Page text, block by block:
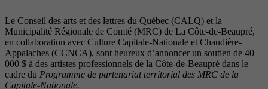
Le Conseil des arts et des lettres du Québec (CALQ) et la
Municipalité Régionale de Comté (MRC) de La Côte-de-Beaupré,
en collaboration avec Culture Capitale-Nationale et Chaudière-
Appalaches (CCNCA), sont heureux d’annoncer un soutien de 40
000 $ à des artistes professionnels de la Côte-de-Beaupré dans le
cadre du Programme de partenariat territorial des MRC de la
Capitale-Nationale.